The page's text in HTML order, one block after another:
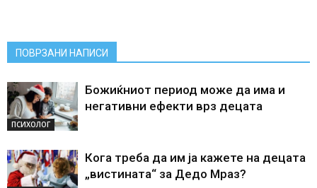
ПОВРЗАНИ НАПИСИ
ПСИХОЛОГ
Божиќниот период може да има и
негативни ефекти врз децата
Кога треба да им ја кажете на децата
„вистината“ за Дедо Мраз?